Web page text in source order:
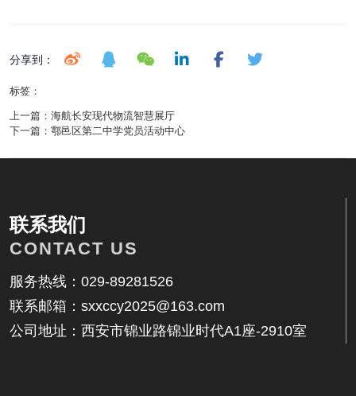
分享到：
标签：
上一篇： 海航长安现代物流智慧展厅
下一篇： 鄠邑区第二中学党员活动中心
找不到任何内容
联系我们
CONTACT US
服务热线：029-89281526
联系邮箱：sxxccy2025@163.com
公司地址：西安市锦业路锦业时代A1座-2910室